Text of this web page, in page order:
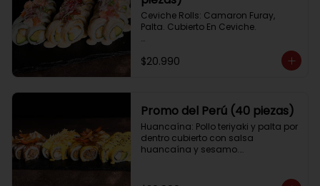
Ceviche Rolls: Camaron Furay,
Palta. Cubierto En Ceviche.
Acevichado Rolls: Camaron Furay,
Palta. Cubierto Con Pescado Blanco
queso crema y palta, frito en panko.
Coronado con salsa acevichada,
toques de cebolla, aji limo y cilantro
$20.990
Promo del Perú (40 piezas)
Huancaína: Pollo teriyaki y palta por
dentro cubierto con salsa
huancaína y sesamo.
dentro cubierto con lomo fino